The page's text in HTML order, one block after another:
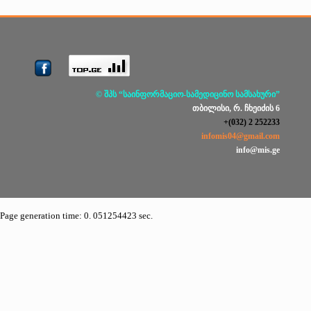
© შპს “საინფორმაციო-სამედიცინო სამსახური”
თბილისი, რ. ჩხეიძის 6
+(032) 2 252233
infomis04@gmail.com
info@mis.ge
Page generation time: 0. 051254423 sec.